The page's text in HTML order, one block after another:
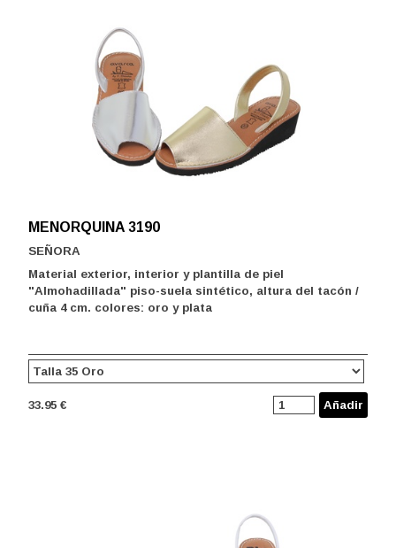
MENORQUINA 3190
SEÑORA
Material exterior, interior y plantilla de piel
"Almohadillada" piso-suela sintético, altura del tacón /
cuña 4 cm. colores: oro y plata
33.95 € Añadir